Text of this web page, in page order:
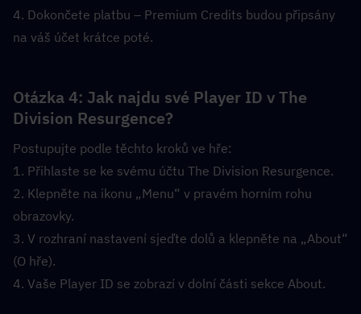
4. Dokončete platbu – Premium Credits budou připsány
na váš účet krátce poté.
Otázka 4: Jak najdu své Player ID v The
Division Resurgence?
Postupujte podle těchto kroků ve hře:
1. Přihlaste se ke svému účtu The Division Resurgence.
2. Klepněte na ikonu „Menu“ v pravém horním rohu
obrazovky.
3. V rozhraní nastavení sjeďte dolů a klepněte na „About“
(O hře).
4. Vaše Player ID se zobrazí v dolní části sekce About.